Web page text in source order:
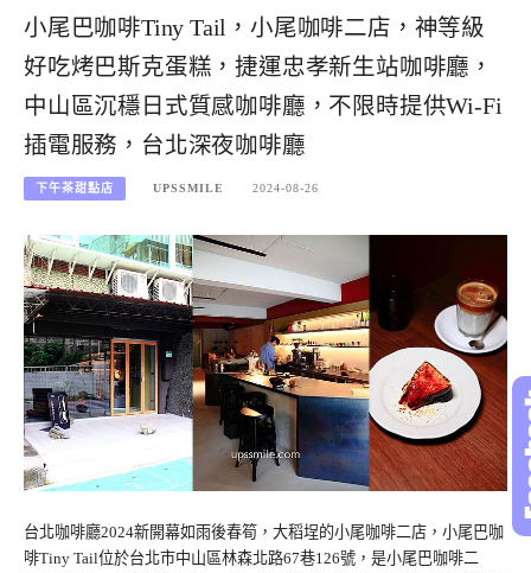
小尾巴咖啡Tiny Tail，小尾咖啡二店，神等級
好吃烤巴斯克蛋糕，捷運忠孝新生站咖啡廳，
中山區沉穩日式質感咖啡廳，不限時提供Wi-Fi
插電服務，台北深夜咖啡廳
下午茶甜點店 UPSSMILE 2024-08-26
台北咖啡廳2024新開幕如雨後春筍，大稻埕的小尾咖啡二店，小尾巴咖
啡Tiny Tail位於台北市中山區林森北路67巷126號，是小尾巴咖啡二